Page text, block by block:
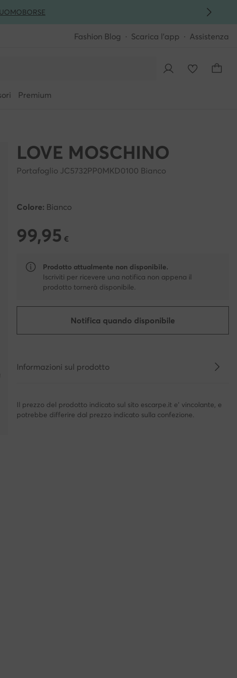
UOMOBORSE
Fashion Blog Scarica l'app Assistenza
Premium
LOVE MOSCHINO
Portafoglio JC5732PP0MKD0100 Bianco
Colore: Bianco
99,95 €
99,95 €
Prodotto attualmente non disponibile.
Iscriviti per ricevere una notifica non appena il
prodotto tornerà disponibile.
Notifica quando disponibile
Informazioni sul prodotto
Il prezzo del prodotto indicato sul sito escarpe.it e' vincolante, e
potrebbe differire dal prezzo indicato sulla confezione.